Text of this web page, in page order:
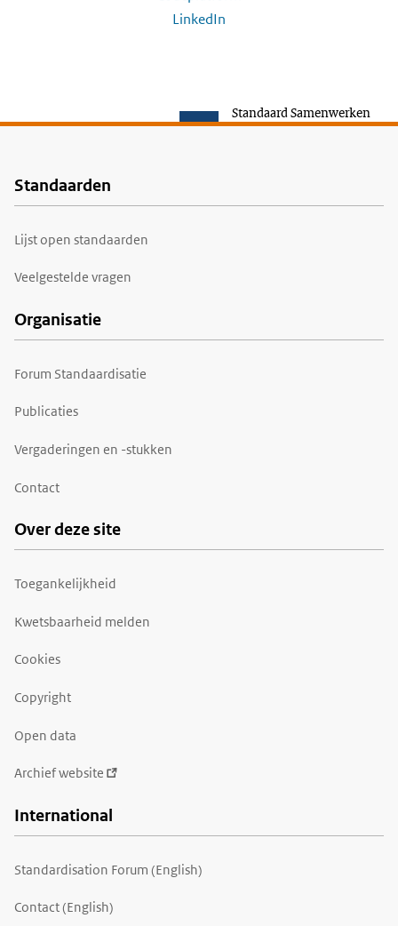
LinkedIn
Standaard Samenwerken
Voet
Standaarden
Lijst open standaarden
Veelgestelde vragen
Organisatie
Forum Standaardisatie
Publicaties
Vergaderingen en -stukken
Contact
Over deze site
Toegankelijkheid
Kwetsbaarheid melden
Cookies
Copyright
Open data
Archief website
International
Standardisation Forum (English)
Contact (English)